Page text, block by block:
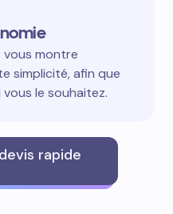
vous montre
simplicité, afin que
le souhaitez.
rapide